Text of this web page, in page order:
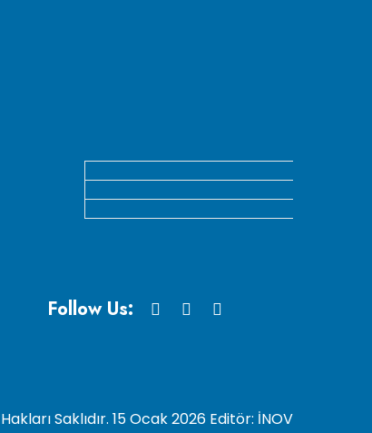
Follow Us:
Saklıdır. 15 Ocak 2026 Editör: İNOV